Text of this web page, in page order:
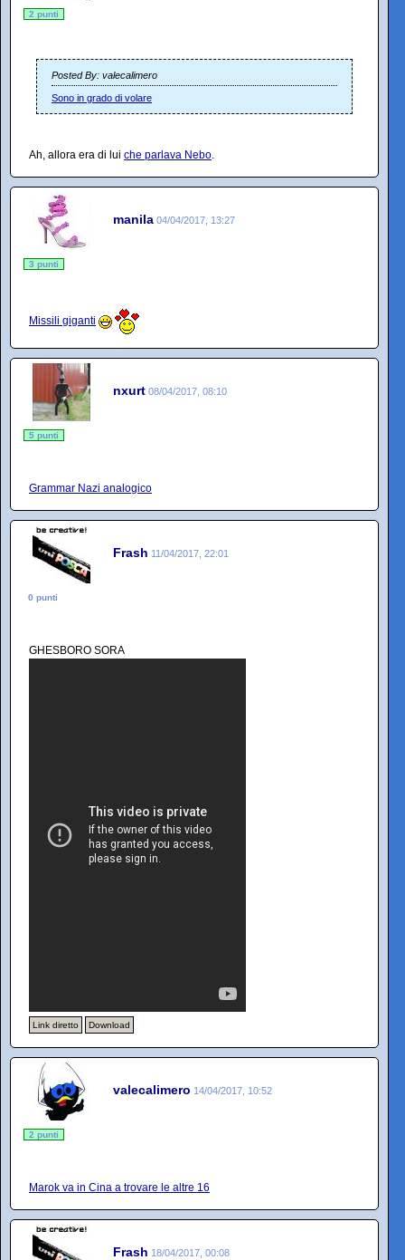
2 punti
Posted By: valecalimero
Sono in grado di volare
Ah, allora era di lui che parlava Nebo.
manila 04/04/2017, 13:27
3 punti
Missili giganti
nxurt 08/04/2017, 08:10
5 punti
Grammar Nazi analogico
Frash 11/04/2017, 22:01
0 punti
GHESBORO SORA
Link diretto Download
valecalimero 14/04/2017, 10:52
2 punti
Marok va in Cina a trovare le altre 16
Frash 18/04/2017, 00:08